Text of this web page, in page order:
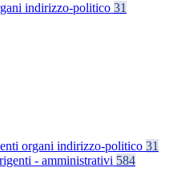
indirizzo-politico 31
organi indirizzo-politico 31
- amministrativi 584